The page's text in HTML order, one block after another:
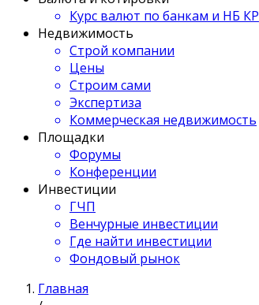
Курс валют по банкам и НБ КР
Недвижимость
Строй компании
Цены
Строим сами
Экспертиза
Коммерческая недвижимость
Площадки
Форумы
Конференции
Инвестиции
ГЧП
Венчурные инвестиции
Где найти инвестиции
Фондовый рынок
Главная